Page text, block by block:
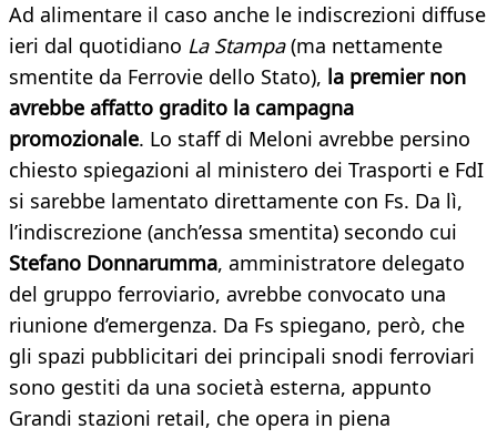
Ad alimentare il caso anche le indiscrezioni diffuse
ieri dal quotidiano La Stampa(ma nettamente
smentite da Ferrovie dello Stato), la premier non
avrebbe affatto gradito la campagna
promozionale. Lo staff di Meloni avrebbe persino
chiesto spiegazioni al ministero dei Trasporti e FdI
si sarebbe lamentato direttamente con Fs. Da lì,
l’indiscrezione (anch’essa smentita) secondo cui
Stefano Donnarumma, amministratore delegato
del gruppo ferroviario, avrebbe convocato una
riunione d’emergenza. Da Fs spiegano, però, che
gli spazi pubblicitari dei principali snodi ferroviari
sono gestiti da una società esterna, appunto
Grandi stazioni retail, che opera in piena